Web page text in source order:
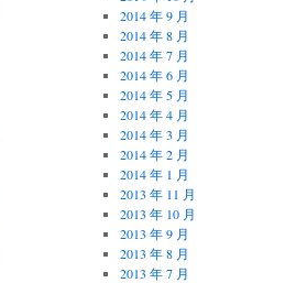
2014 年 9 月
2014 年 8 月
2014 年 7 月
2014 年 6 月
2014 年 5 月
2014 年 4 月
2014 年 3 月
2014 年 2 月
2014 年 1 月
2013 年 11 月
2013 年 10 月
2013 年 9 月
2013 年 8 月
2013 年 7 月